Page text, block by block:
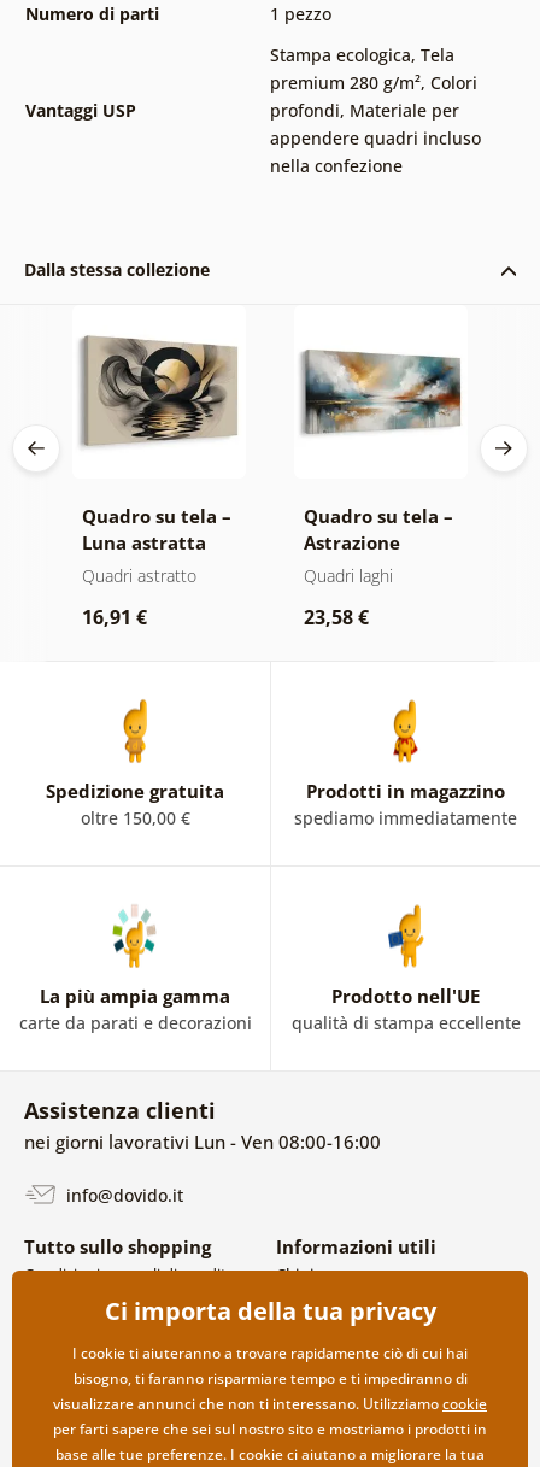
Numero di parti
1 pezzo
Vantaggi USP
Stampa ecologica, Tela
premium 280 g/m², Colori
profondi, Materiale per
appendere quadri incluso
nella confezione
Dalla stessa collezione
Quadro su tela –
Luna astratta
sull’acqua
Quadri astratto
16,91 €
Quadro su tela –
Astrazione
moderna con
Quadri laghi
23,58 €
Spedizione gratuita
oltre 150,00 €
Prodotti in magazzino
spediamo immediatamente
La più ampia gamma
carte da parati e decorazioni
Prodotto nell'UE
qualità di stampa eccellente
Assistenza clienti
nei giorni lavorativi Lun - Ven 08:00-16:00
info@dovido.it
Tutto sullo shopping
Condizioni generali di vendita e
Politica sulla privacy
Opzioni di spedizione e
pagamento
Reso della merce
Informazioni utili
Chi siamo
FAQ
Contatti
Collaborazione all’ingrosso
Ci importa della tua privacy
I cookie ti aiuteranno a trovare rapidamente ciò di cui hai
bisogno, ti faranno risparmiare tempo e ti impediranno di
visualizzare annunci che non ti interessano. Utilizziamocookie
per farti sapere che sei sul nostro sito e mostriamo i prodotti in
base alle tue preferenze. I cookie ci aiutano a migliorare la tua